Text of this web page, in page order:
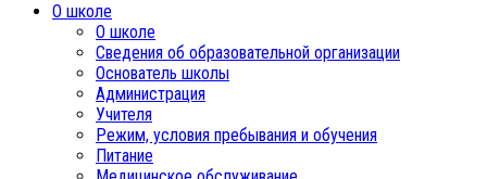
О школе
О школе
Сведения об образовательной организации
Основатель школы
Администрация
Учителя
Режим, условия пребывания и обучения
Питание